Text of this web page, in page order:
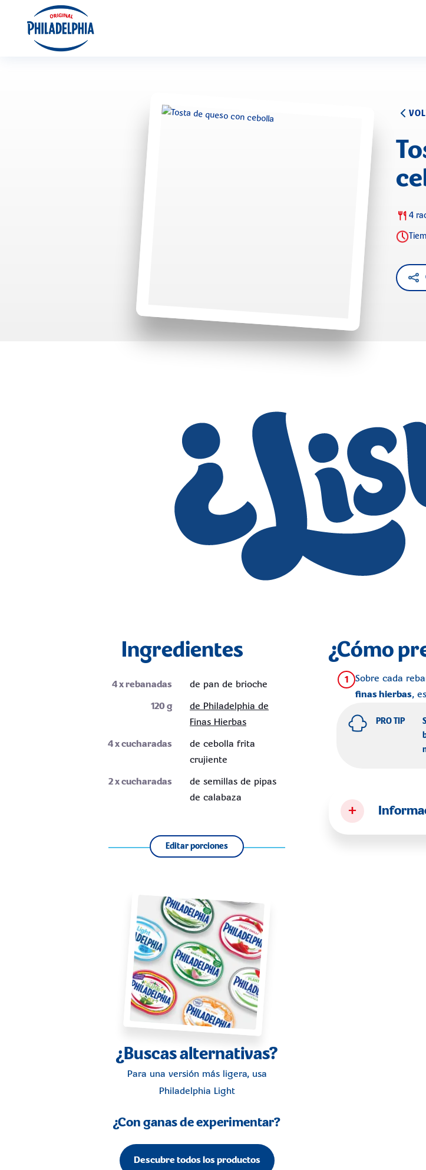
4
Ingredientes
4x rebanadas
de pan de brioche
120g
de Philadelphia de
Finas Hierbas
4x cucharadas
de cebolla frita
crujiente
2x cucharadas
de semillas de pipas
de calabaza
Editar porciones
¿Buscas alternativas?
Para una versión más ligera, usa
Philadelphia Light
¿Con ganas de experimentar?
Descubre todos los productos
¿Cómo
1 Sobre cada
finas hierbas,
PRO TIP
+